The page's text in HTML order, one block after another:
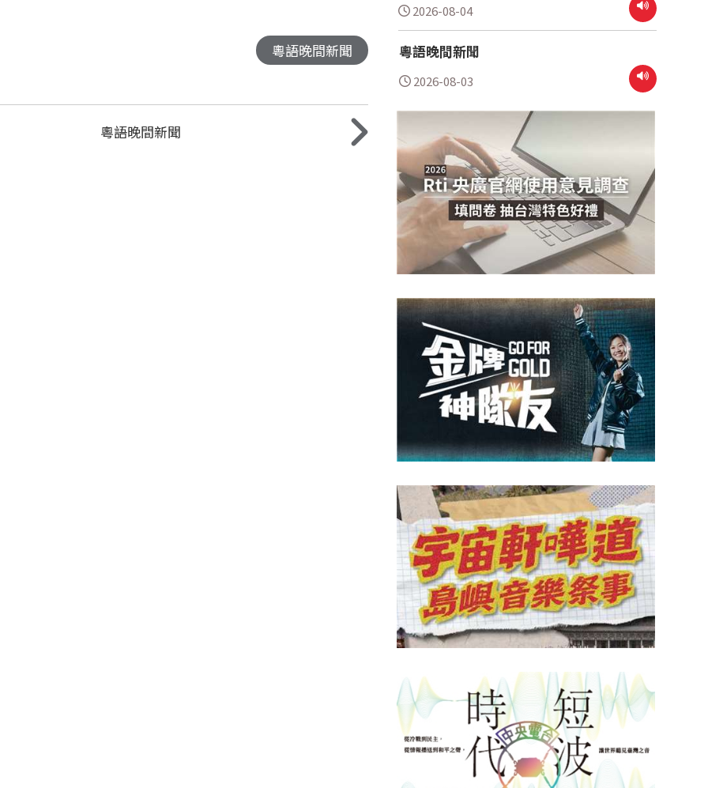
粵語晚間新聞
粵語晚間新聞
2026-08-04
粵語晚間新聞
2026-08-03